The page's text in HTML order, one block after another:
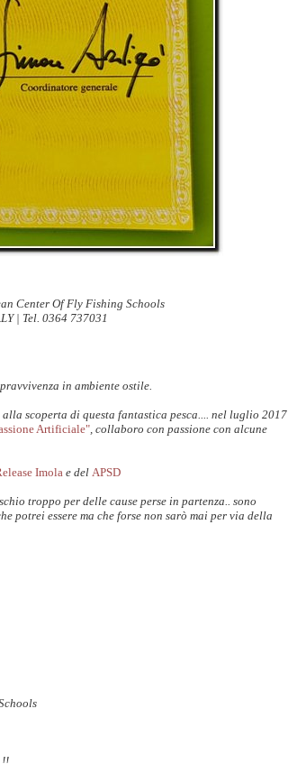
Center Of Fly Fishing Schools
| Tel. 0364 737031
in ambiente ostile.
scoperta di questa fantastica pesca.... nel luglio 2017
Artificiale" , collaboro con passione con alcune
Imola e del APSD
troppo per delle cause perse in partenza.. sono
potrei essere ma che forse non sarò mai per via della
!!